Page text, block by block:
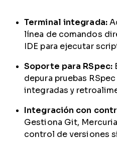
Terminal integrada:
línea de comandos
IDE para ejecutar
Soporte para RSpec:
depura pruebas
integradas y
Integración con
Gestiona Git,
control de versiones